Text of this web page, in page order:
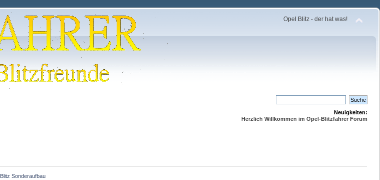
Opel Blitz - der hat was!
Neuigkeiten:
Herzlich Willkommen im Opel-Blitzfahrer Forum
Blitz Sonderaufbau